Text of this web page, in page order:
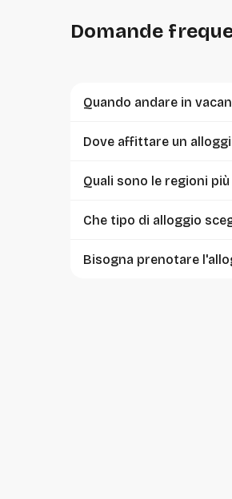
Domande
Quando andare in
Dove affittare un
Quali sono le regioni
Che tipo di alloggio
Bisogna prenotare